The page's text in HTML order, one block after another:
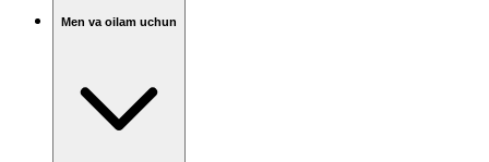
Men va oilam uchun